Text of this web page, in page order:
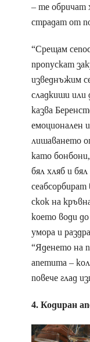
– те обричат
страдат от
“Срещам
пропускат
изведнъжим
сладкиши или
казва
емоционален
лишаването
като
бял хляб и
скок на
което води
умора и
“Яденето на
апетита –
повече глад
4. Кодиран